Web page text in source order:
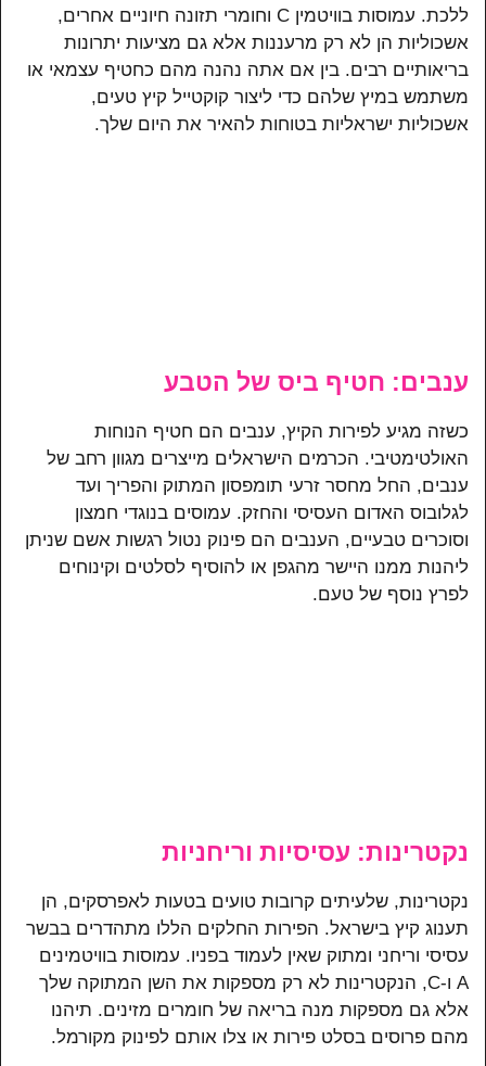
ללכת. עמוסות בוויטמין C וחומרי תזונה חיוניים אחרים,
אשכוליות הן לא רק מרעננות אלא גם מציעות יתרונות
בריאותיים רבים. בין אם אתה נהנה מהם כחטיף עצמאי או
משתמש במיץ שלהם כדי ליצור קוקטייל קיץ טעים,
אשכוליות ישראליות בטוחות להאיר את היום שלך.
ענבים: חטיף ביס של הטבע
כשזה מגיע לפירות הקיץ, ענבים הם חטיף הנוחות
האולטימטיבי. הכרמים הישראלים מייצרים מגוון רחב של
ענבים, החל מחסר זרעי תומפסון המתוק והפריך ועד
לגלובוס האדום העסיסי והחזק. עמוסים בנוגדי חמצון
וסוכרים טבעיים, הענבים הם פינוק נטול רגשות אשם שניתן
ליהנות ממנו היישר מהגפן או להוסיף לסלטים וקינוחים
לפרץ נוסף של טעם.
נקטרינות: עסיסיות וריחניות
נקטרינות, שלעיתים קרובות טועים בטעות לאפרסקים, הן
תענוג קיץ בישראל. הפירות החלקים הללו מתהדרים בבשר
עסיסי וריחני ומתוק שאין לעמוד בפניו. עמוסות בוויטמינים
A ו-C, הנקטרינות לא רק מספקות את השן המתוקה שלך
אלא גם מספקות מנה בריאה של חומרים מזינים. תיהנו
מהם פרוסים בסלט פירות או צלו אותם לפינוק מקורמל.